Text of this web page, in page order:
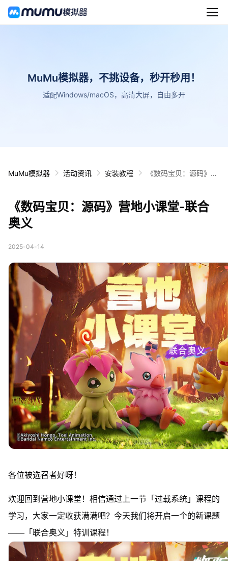
MuMu模拟器，不挑设备，秒开秒用！
适配Windows/macOS，高清大屏，自由多开
MuMu模拟器 活动资讯 安装教程
《数码宝贝：源码》营
《数码宝贝：源码》营地小课堂-联合
奥义
2025-04-14
各位被选召者好呀！
欢迎回到营地小课堂！相信通过上一节「过载系统」课程的
学习，大家一定收获满满吧？今天我们将开启一个的新课题
——「联合奥义」特训课程！